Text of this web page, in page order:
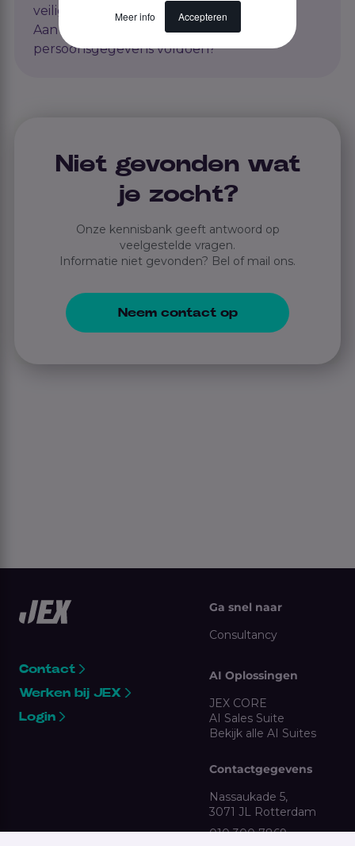
Meer info Accepteren
veilig uit te kunnen voeren?
Aan welke eisen moet de verwerking van
persoonsgegevens voldoen?
Niet gevonden wat
je zocht?
Onze kennisbank geeft antwoord op
veelgestelde vragen.
Informatie niet gevonden? Bel of mail ons.
Neem contact op
Contact
Werken bij JEX
Login
Ga snel naar
Consultancy
AI Oplossingen
JEX CORE
AI Sales Suite
Bekijk alle AI Suites
Contactgegevens
Nassaukade 5,
3071 JL Rotterdam
010 300 7869